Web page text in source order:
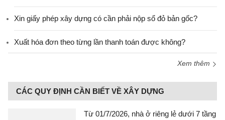
Xin giấy phép xây dựng có cần phải nộp sổ đỏ bản gốc?
Xuất hóa đơn theo từng lần thanh toán được không?
Xem thêm
CÁC QUY ĐỊNH CẦN BIẾT VỀ XÂY DỰNG
Từ 01/7/2026, nhà ở riêng lẻ dưới 7 tầng